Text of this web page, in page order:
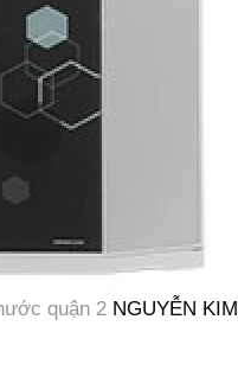
quận 2 NGUYỄN KIM